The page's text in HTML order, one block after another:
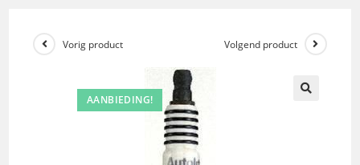
AANBIEDING!
Vorig product Volgend product